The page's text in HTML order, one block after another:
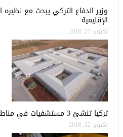
وزير الدفاع التركي يبحث مع نظيره
الإقليمية
أكتوبر 27, 2018
تركيا تنشئ 3 مستشفيات في مناطق درع الفرات بسوريا
أكتوبر 22, 2018